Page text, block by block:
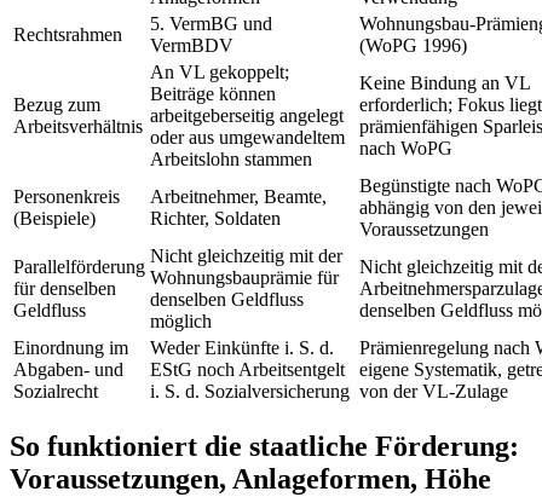
Rechtsrahmen
5. VermBG und
VermBDV
Wohnungsbau-
(WoPG 1996)
Bezug zum
Arbeitsverhältnis
An VL gekoppelt;
Beiträge können
arbeitgeberseitig angelegt
oder aus umgewandeltem
Arbeitslohn stammen
Keine Bindung an VL
erforderlich; Fokus
prämienfähigen
nach WoPG
Personenkreis
(Beispiele)
Arbeitnehmer, Beamte,
Richter, Soldaten
Begünstigte nach
abhängig von den
Voraussetzungen
Parallelförderung
für denselben
Geldfluss
Nicht gleichzeitig mit der
Wohnungsbauprämie für
denselben Geldfluss
möglich
Nicht gleichzeitig mit
denselben Geldfluss
Einordnung im
Abgaben- und
Sozialrecht
Weder Einkünfte i. S. d.
EStG noch Arbeitsentgelt
i. S. d. Sozialversicherung
Prämienregelung nach
eigene Systematik,
von der VL-Zulage
So funktioniert die staatliche Förderung:
Voraussetzungen, Anlageformen, Höhe